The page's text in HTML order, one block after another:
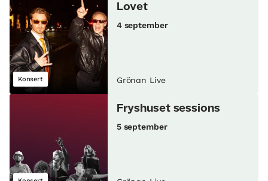
Konsert
Lovet
4 september
Grönan Live
Fryshuset sessions
5 september